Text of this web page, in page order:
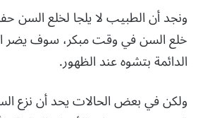
ونجد أن الطبيب لا يلجا لخلع السن
خلع السن في وقت مبكر، سوف يضر
الدائمة بتشوه عند الظهور.
ولكن في بعض الحالات يحد أن نزع